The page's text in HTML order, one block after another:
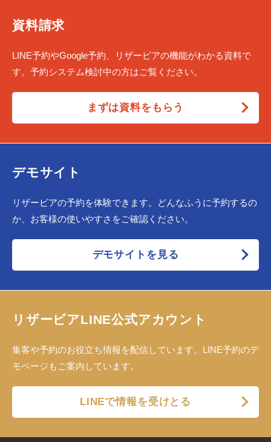
資料請求
LINE予約やGoogle予約、リザービアの機能がわかる資料で
す。予約システム検討中の方はご覧ください。
まずは資料をもらう
デモサイト
リザービアの予約を体験できます。どんなふうに予約するの
か、お客様の使いやすさをご確認ください。
デモサイトを見る
リザービアLINE公式アカウント
集客や予約のお役立ち情報を配信しています。LINE予約のデ
モページもご案内しています。
LINEで情報を受けとる